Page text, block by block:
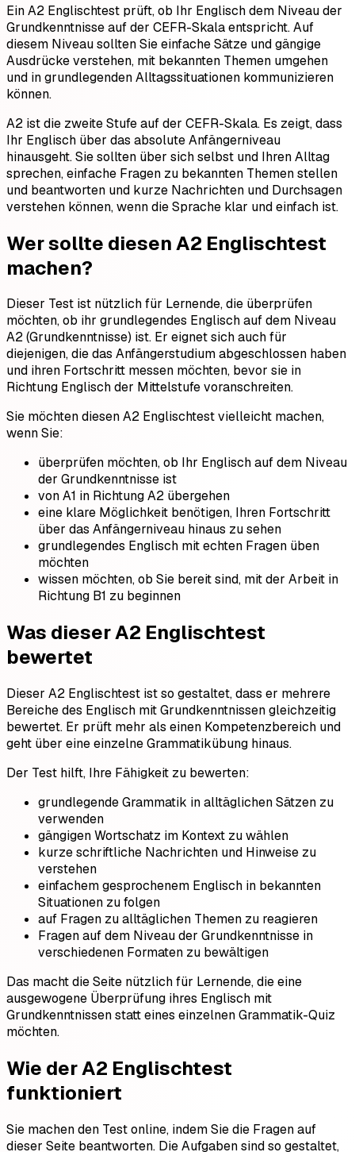
Ein A2 Englischtest prüft, ob Ihr Englisch dem Niveau der
Grundkenntnisse auf der CEFR-Skala entspricht. Auf
diesem Niveau sollten Sie einfache Sätze und gängige
Ausdrücke verstehen, mit bekannten Themen umgehen
und in grundlegenden Alltagssituationen kommunizieren
können.
A2 ist die zweite Stufe auf der CEFR-Skala. Es zeigt, dass
Ihr Englisch über das absolute Anfängerniveau
hinausgeht. Sie sollten über sich selbst und Ihren Alltag
sprechen, einfache Fragen zu bekannten Themen stellen
und beantworten und kurze Nachrichten und Durchsagen
verstehen können, wenn die Sprache klar und einfach ist.
Wer sollte diesen A2 Englischtest
machen?
Dieser Test ist nützlich für Lernende, die überprüfen
möchten, ob ihr grundlegendes Englisch auf dem Niveau
A2 (Grundkenntnisse) ist. Er eignet sich auch für
diejenigen, die das Anfängerstudium abgeschlossen haben
und ihren Fortschritt messen möchten, bevor sie in
Richtung Englisch der Mittelstufe voranschreiten.
Sie möchten diesen A2 Englischtest vielleicht machen,
wenn Sie:
überprüfen möchten, ob Ihr Englisch auf dem Niveau
der Grundkenntnisse ist
von A1 in Richtung A2 übergehen
eine klare Möglichkeit benötigen, Ihren Fortschritt
über das Anfängerniveau hinaus zu sehen
grundlegendes Englisch mit echten Fragen üben
möchten
wissen möchten, ob Sie bereit sind, mit der Arbeit in
Richtung B1 zu beginnen
Was dieser A2 Englischtest
bewertet
Dieser A2 Englischtest ist so gestaltet, dass er mehrere
Bereiche des Englisch mit Grundkenntnissen gleichzeitig
bewertet. Er prüft mehr als einen Kompetenzbereich und
geht über eine einzelne Grammatikübung hinaus.
Der Test hilft, Ihre Fähigkeit zu bewerten:
grundlegende Grammatik in alltäglichen Sätzen zu
verwenden
gängigen Wortschatz im Kontext zu wählen
kurze schriftliche Nachrichten und Hinweise zu
verstehen
einfachem gesprochenem Englisch in bekannten
Situationen zu folgen
auf Fragen zu alltäglichen Themen zu reagieren
Fragen auf dem Niveau der Grundkenntnisse in
verschiedenen Formaten zu bewältigen
Das macht die Seite nützlich für Lernende, die eine
ausgewogene Überprüfung ihres Englisch mit
Grundkenntnissen statt eines einzelnen Grammatik-Quiz
möchten.
Wie der A2 Englischtest
funktioniert
Sie machen den Test online, indem Sie die Fragen auf
dieser Seite beantworten. Die Aufgaben sind so gestaltet,